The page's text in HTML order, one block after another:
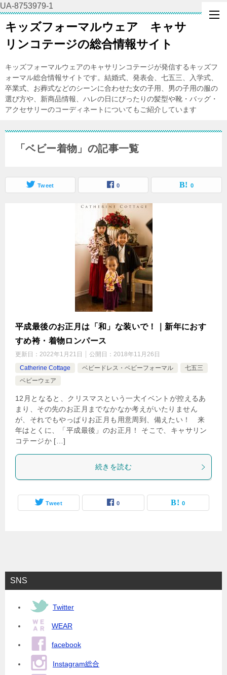
UA-8753979-1
キッズフォーマルウェア キャサ
リンコテージの総合情報サイト
キッズフォーマルウェアのキャサリンコテージが発信するキッズフ
ォーマル総合情報サイトです。結婚式、発表会、七五三、入学式、
卒業式、お葬式などのシーンに合わせた女の子用、男の子用の服の
選び方や、新商品情報、ハレの日にぴったりの髪型や靴・バッグ・
アクセサリーのコーディネートについてもご紹介しています
「ベビー着物」の記事一覧
Tweet 0 0
平成最後のお正月は「和」な装いで！｜新年におす
すめ袴・着物ロンパース
更新日： 2022年1月21日 公開日： 2018年11月26日
Catherine Cottage
ベビードレス・ベビーフォーマル
七五三
ベビーウェア
12月となると、クリスマスという一大イベントが控えるあ
まり、その先のお正月までなかなか考えがいたりません
が、それでもやっぱりお正月も用意周到、備えたい！ 来
年はとくに、「平成最後」のお正月！ そこで、キャサリン
コテージか […]
続きを読む
Tweet 0 0
SNS
Twitter
WEAR
facebook
Instagram総合